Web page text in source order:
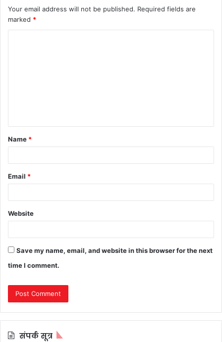
Your email address will not be published. Required fields are
marked *
t
*
Name *
Email *
Website
Save my name, email, and website in this browser for the next
time I comment.
संपर्क सूत्र